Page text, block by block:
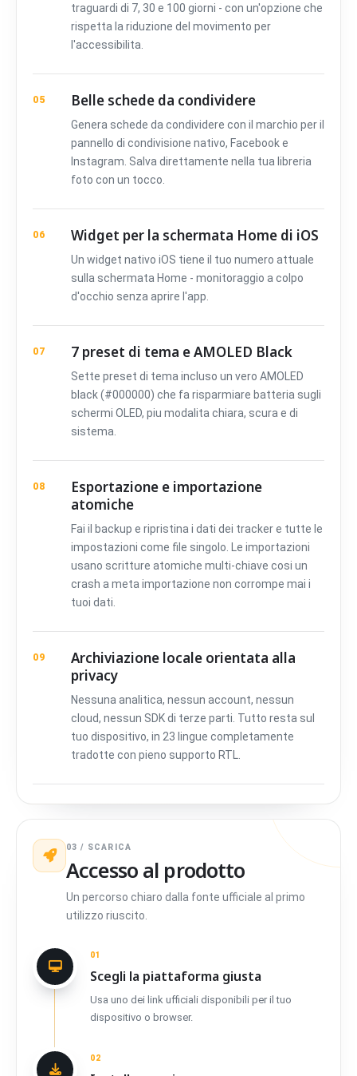
traguardi di 7, 30 e 100 giorni - con un'opzione che
rispetta la riduzione del movimento per
l'accessibilita.
05 Belle schede da condividere
Genera schede da condividere con il marchio per il
pannello di condivisione nativo, Facebook e
Instagram. Salva direttamente nella tua libreria
foto con un tocco.
06 Widget per la schermata Home di iOS
Un widget nativo iOS tiene il tuo numero attuale
sulla schermata Home - monitoraggio a colpo
d'occhio senza aprire l'app.
07 7 preset di tema e AMOLED Black
Sette preset di tema incluso un vero AMOLED
black (#000000) che fa risparmiare batteria sugli
schermi OLED, piu modalita chiara, scura e di
sistema.
08
Esportazione e importazione
atomiche
Fai il backup e ripristina i dati dei tracker e tutte le
impostazioni come file singolo. Le importazioni
usano scritture atomiche multi-chiave cosi un
crash a meta importazione non corrompe mai i
tuoi dati.
09
Archiviazione locale orientata alla
privacy
Nessuna analitica, nessun account, nessun
cloud, nessun SDK di terze parti. Tutto resta sul
tuo dispositivo, in 23 lingue completamente
tradotte con pieno supporto RTL.
03 / SCARICA
Accesso al prodotto
Un percorso chiaro dalla fonte ufficiale al primo
utilizzo riuscito.
01
Scegli la piattaforma giusta
Usa uno dei link ufficiali disponibili per il tuo
dispositivo o browser.
02